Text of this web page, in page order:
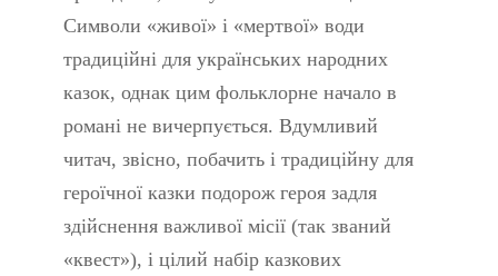
Символи «живої» і «мертвої» води
традиційні для українських народних
казок, однак цим фольклорне начало в
романі не вичерпується. Вдумливий
читач, звісно, побачить і традиційну для
героїчної казки подорож героя задля
здійснення важливої місії (так званий
«квест»), і цілий набір казкових